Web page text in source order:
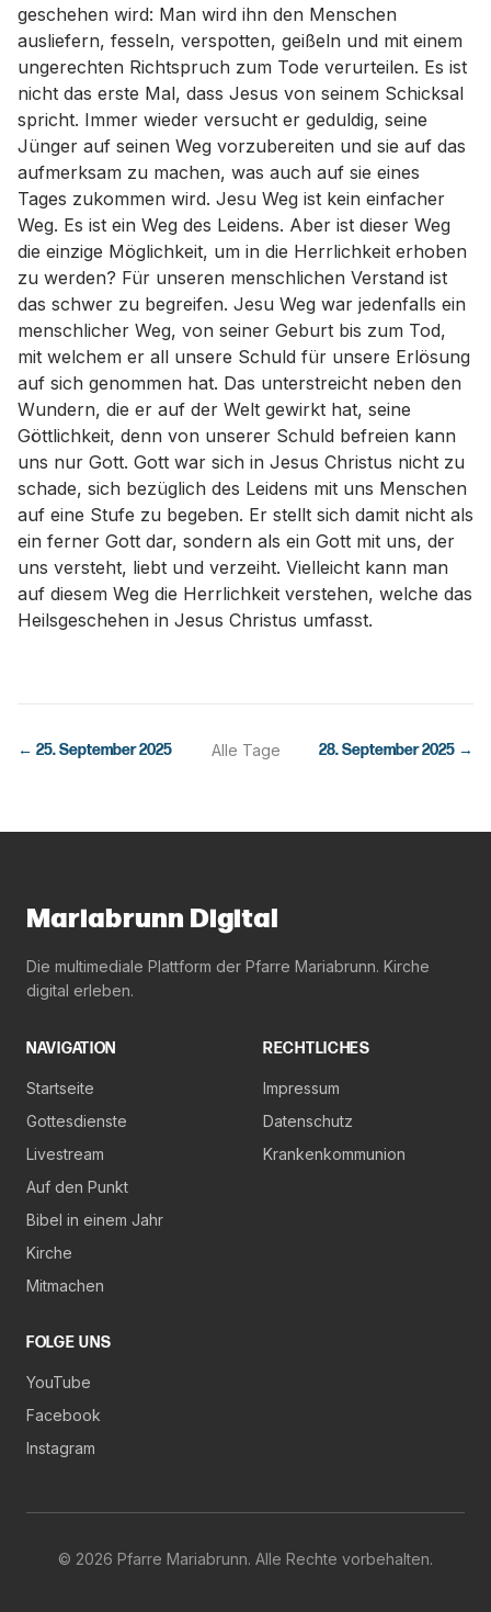
geschehen wird: Man wird ihn den Menschen
ausliefern, fesseln, verspotten, geißeln und mit einem
ungerechten Richtspruch zum Tode verurteilen. Es ist
nicht das erste Mal, dass Jesus von seinem Schicksal
spricht. Immer wieder versucht er geduldig, seine
Jünger auf seinen Weg vorzubereiten und sie auf das
aufmerksam zu machen, was auch auf sie eines
Tages zukommen wird. Jesu Weg ist kein einfacher
Weg. Es ist ein Weg des Leidens. Aber ist dieser Weg
die einzige Möglichkeit, um in die Herrlichkeit erhoben
zu werden? Für unseren menschlichen Verstand ist
das schwer zu begreifen. Jesu Weg war jedenfalls ein
menschlicher Weg, von seiner Geburt bis zum Tod,
mit welchem er all unsere Schuld für unsere Erlösung
auf sich genommen hat. Das unterstreicht neben den
Wundern, die er auf der Welt gewirkt hat, seine
Göttlichkeit, denn von unserer Schuld befreien kann
uns nur Gott. Gott war sich in Jesus Christus nicht zu
schade, sich bezüglich des Leidens mit uns Menschen
auf eine Stufe zu begeben. Er stellt sich damit nicht als
ein ferner Gott dar, sondern als ein Gott mit uns, der
uns versteht, liebt und verzeiht. Vielleicht kann man
auf diesem Weg die Herrlichkeit verstehen, welche das
Heilsgeschehen in Jesus Christus umfasst.
← 25. September 2025 Alle Tage 28. September 2025 →
Mariabrunn Digital
Die multimediale Plattform der Pfarre Mariabrunn. Kirche
digital erleben.
NAVIGATION
Startseite
Gottesdienste
Livestream
Auf den Punkt
Bibel in einem Jahr
Kirche
Mitmachen
RECHTLICHES
Impressum
Datenschutz
Krankenkommunion
FOLGE UNS
YouTube
Facebook
Instagram
© 2026 Pfarre Mariabrunn. Alle Rechte vorbehalten.